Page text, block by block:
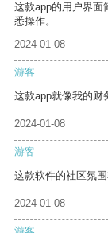
这款app的用户界面
悉操作。
2024-01-08
游客
这款app就像我的财
2024-01-08
游客
这款软件的社区氛
2024-01-08